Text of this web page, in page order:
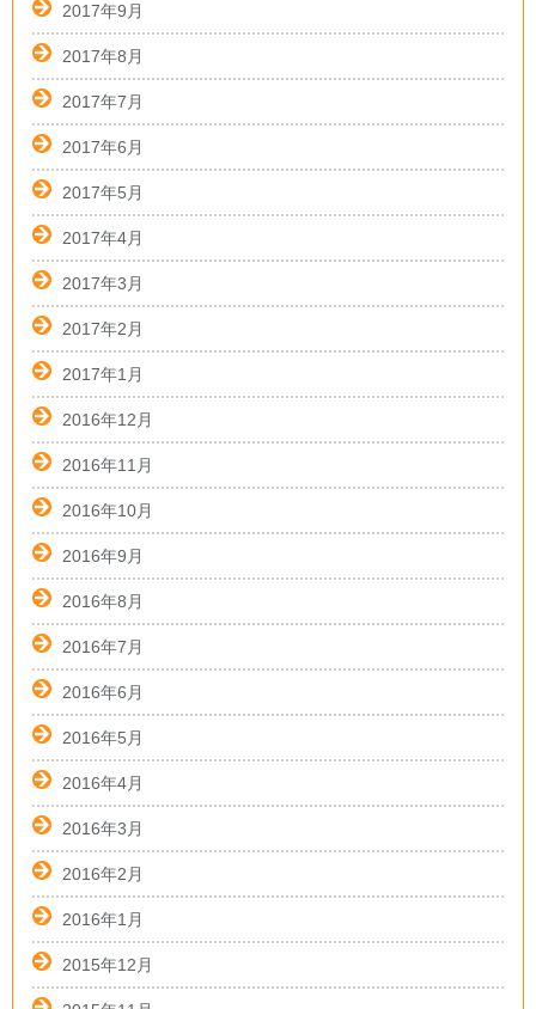
2017年9月
2017年8月
2017年7月
2017年6月
2017年5月
2017年4月
2017年3月
2017年2月
2017年1月
2016年12月
2016年11月
2016年10月
2016年9月
2016年8月
2016年7月
2016年6月
2016年5月
2016年4月
2016年3月
2016年2月
2016年1月
2015年12月